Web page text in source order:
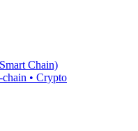
Chain)
• Crypto